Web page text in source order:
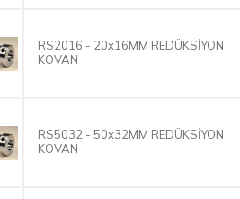
RS2016 - 20x16MM REDÜKSİYON
KOVAN
RS5032 - 50x32MM REDÜKSİYON
KOVAN